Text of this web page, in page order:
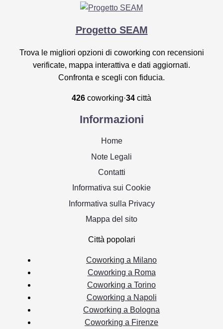
Progetto SEAM
Trova le migliori opzioni di coworking con recensioni
verificate, mappa interattiva e dati aggiornati.
Confronta e scegli con fiducia.
426 coworking·34 città
Informazioni
Home
Note Legali
Contatti
Informativa sui Cookie
Informativa sulla Privacy
Mappa del sito
Città popolari
Coworking a Milano
Coworking a Roma
Coworking a Torino
Coworking a Napoli
Coworking a Bologna
Coworking a Firenze